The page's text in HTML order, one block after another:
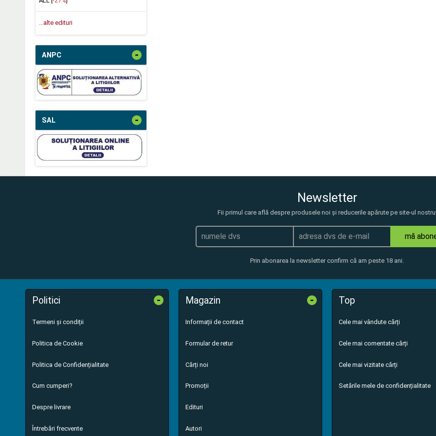
...alte edituri
ANPC -
SAL -
Newsletter
Fii primul care află despre produsele noi și reducerile apărute pe site-ul
mă
Prin abonarea la newsletter confirm că am peste 18 ani.
Politici -
Termeni și condiții
Politica de Cookie
Politica de Confidențialitate
Cum cumperi?
Despre livrare
Întrebări frecvente
Magazin -
Informații de contact
Formular de retur
Cărți noi
Promoții
Edituri
Autori
Top
Cele mai vândute cărți
Cele mai comentate cărți
Cele mai vizitate cărți
Setările mele de confidențialitate